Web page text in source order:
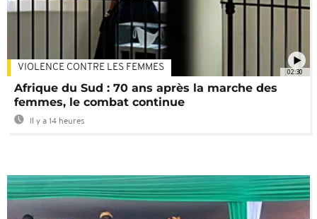
02:30
VIOLENCE CONTRE LES FEMMES
Afrique du Sud : 70 ans après la marche des
femmes, le combat continue
Il y a 14 heures